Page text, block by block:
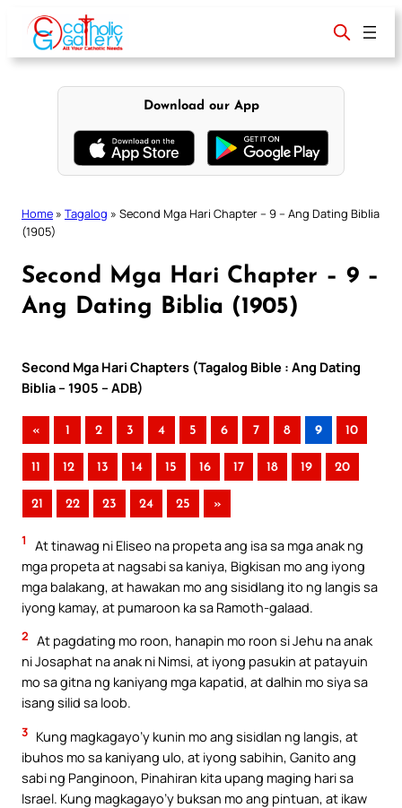
content
Download our App
Home » Tagalog » Second Mga Hari Chapter – 9 – Ang Dating Biblia
(1905)
Second Mga Hari Chapter – 9 –
Ang Dating Biblia (1905)
Second Mga Hari Chapters (Tagalog Bible : Ang Dating
Biblia – 1905 – ADB)
« 1 2 3 4 5 6 7 8 9 10
11 12 13 14 15 16 17 18 19 20
21 22 23 24 25 »
1
At tinawag ni Eliseo na propeta ang isa sa mga anak ng
mga propeta at nagsabi sa kaniya, Bigkisan mo ang iyong
mga balakang, at hawakan mo ang sisidlang ito ng langis sa
iyong kamay, at pumaroon ka sa Ramoth-galaad.
2 At pagdating mo roon, hanapin mo roon si Jehu na anak
ni Josaphat na anak ni Nimsi, at iyong pasukin at patayuin
mo sa gitna ng kaniyang mga kapatid, at dalhin mo siya sa
isang silid sa loob.
3 Kung magkagayo’y kunin mo ang sisidlan ng langis, at
ibuhos mo sa kaniyang ulo, at iyong sabihin, Ganito ang
sabi ng Panginoon, Pinahiran kita upang maging hari sa
Israel. Kung magkagayo’y buksan mo ang pintuan, at ikaw